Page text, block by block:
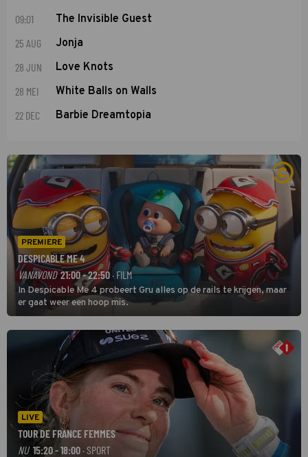
09:01 The Invisible Guest
25 AUG Jonja
28 JUN Love Knots
28 MEI White Balls on Walls
22 DEC Barbie Dreamtopia
PREMIERE
DESPICABLE ME 4
VANAVOND 21:00 - 22:50 · FILM
In Despicable Me 4 probeert Gru alles op de rails te krijgen, maar
er gaat weer een hoop mis.
LIVE
TOUR DE FRANCE FEMMES
NU 15:20 - 18:00 · SPORT